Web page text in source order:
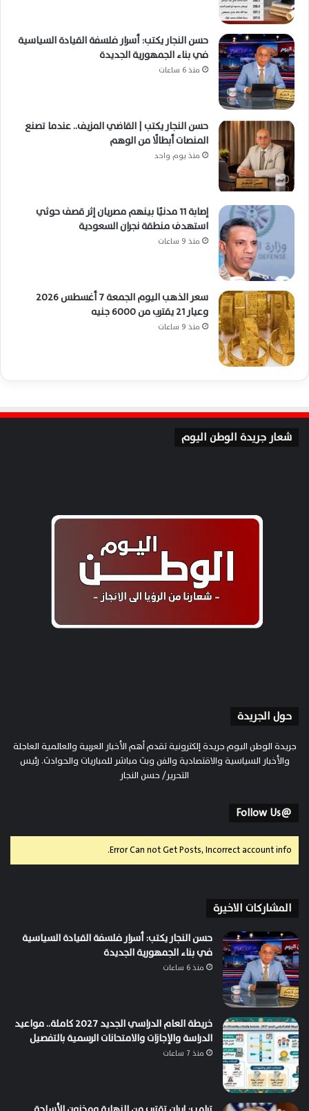
حسن النجار يكتب: أسرار فلسفة القيادة السياسية
في بناء الجمهورية الجديدة
منذ 6 ساعات
حسن النجار يكتب | القاضي المزيف.. عندما تصنع
المنصات أبطالًا من الوهم
منذ يوم واحد
إصابة 11 مدنيًا بينهم مصريان إثر قصف حوثي
استهدف منطقة نجران السعودية
منذ 9 ساعات
سعر الذهب اليوم الجمعة 7 أغسطس 2026
وعيار 21 يقترب من 6000 جنيه
منذ 9 ساعات
شعار جريدة الوطن اليوم
حول الجريدة
جريدة الوطن اليوم جريدة إلكترونية تقدم أهم الأخبار العربية والعالمية العاجلة
والأخبار السياسية والاقتصادية والفن وبث مباشر للمباريات والحوادث. رئيس
التحرير/ حسن النجار
@Follow Us
Error Can not Get Posts, Incorrect account info.
المشاركات الاخيرة
حسن النجار يكتب: أسرار فلسفة القيادة السياسية
في بناء الجمهورية الجديدة
منذ 6 ساعات
خريطة العام الدراسي الجديد 2027 كاملة.. مواعيد
الدراسة والإجازات والامتحانات الرسمية بالتفصيل
منذ 7 ساعات